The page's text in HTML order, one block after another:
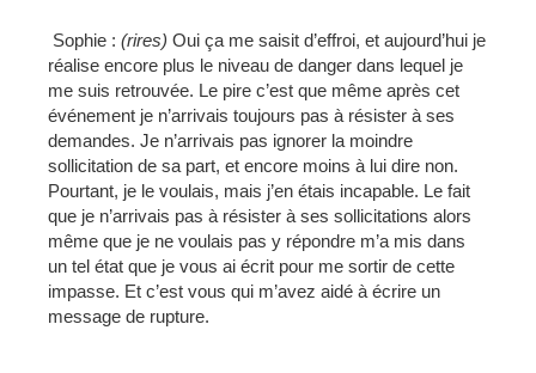
Sophie : (rires) Oui ça me saisit d’effroi, et aujourd’hui je
réalise encore plus le niveau de danger dans lequel je
me suis retrouvée. Le pire c’est que même après cet
événement je n’arrivais toujours pas à résister à ses
demandes. Je n’arrivais pas ignorer la moindre
sollicitation de sa part, et encore moins à lui dire non.
Pourtant, je le voulais, mais j’en étais incapable. Le fait
que je n’arrivais pas à résister à ses sollicitations alors
même que je ne voulais pas y répondre m’a mis dans
un tel état que je vous ai écrit pour me sortir de cette
impasse. Et c’est vous qui m’avez aidé à écrire un
message de rupture.